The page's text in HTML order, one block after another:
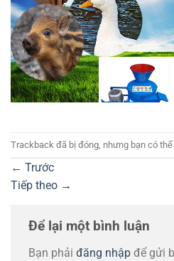
Trackback đã bị đóng, nhưng bạn có thể
← Trước
Tiếp theo →
Để lại một bình luận
Bạn phải đăng nhập để gửi